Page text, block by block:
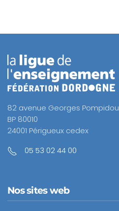
82 avenue Georges Pompidou
BP 80010
24001 Périgueux cedex
05 53 02 44 00
Nos sites web